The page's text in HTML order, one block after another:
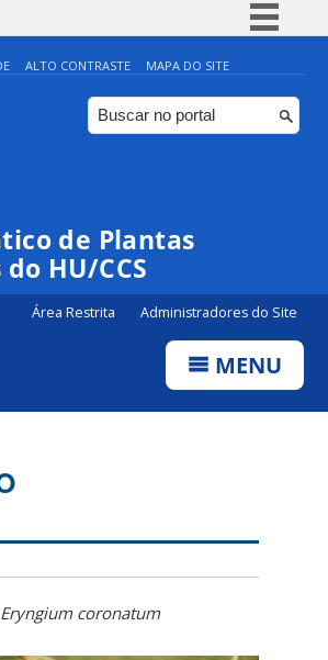
Simplifique!
Comunica BR
Participe
Canais
ALTO CONTRASTE MAPA DO SITE
de Plantas
HU/CCS
Área Restrita Administradores do Site
MENU
Eryngium coronatum